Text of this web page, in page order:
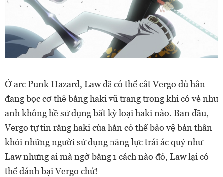
Ở arc Punk Hazard, Law đã có thể cắt Vergo dù hắn
đang bọc cơ thể bằng haki vũ trang trong khi có vẻ như
anh không hề sử dụng bất kỳ loại haki nào. Ban đầu,
Vergo tự tin rằng haki của hắn có thể bảo vệ bản thân
khỏi những người sử dụng năng lực trái ác quỷ như
Law nhưng ai mà ngờ bằng 1 cách nào đó, Law lại có
thể đánh bại Vergo chứ!